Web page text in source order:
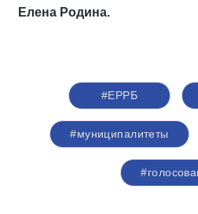
Елена Родина.
#ЕРРБ
#муниципалитеты